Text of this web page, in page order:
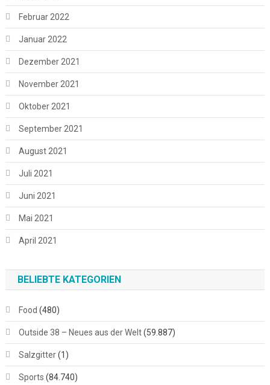
Februar 2022
Januar 2022
Dezember 2021
November 2021
Oktober 2021
September 2021
August 2021
Juli 2021
Juni 2021
Mai 2021
April 2021
BELIEBTE KATEGORIEN
Food (480)
Outside 38 – Neues aus der Welt(59.887)
Salzgitter(1)
Sports (84.740)